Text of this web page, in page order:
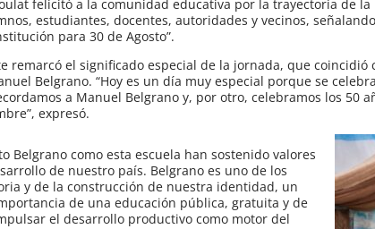
felicitó a la comunidad educativa por la trayectoria de
estudiantes, docentes, autoridades y vecinos,
para 30 de Agosto”.
remarcó el significado especial de la jornada, que coincidió
Belgrano. “Hoy es un día muy especial porque se
a Manuel Belgrano y, por otro, celebramos los 50
expresó.
Belgrano como esta escuela han sostenido valores
de nuestro país. Belgrano es uno de los
y de la construcción de nuestra identidad, un
de una educación pública, gratuita y de
el desarrollo productivo como motor del